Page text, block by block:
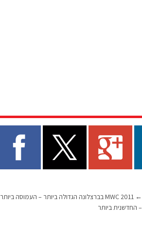
←
MWC 2011 בברצלונה הגדולה ביותר – העמוסה ביותר
– החדשנית ביותר